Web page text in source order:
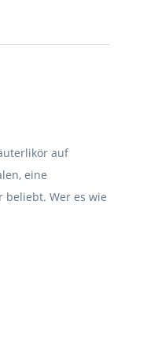
auf
eine
beliebt. Wer es wie